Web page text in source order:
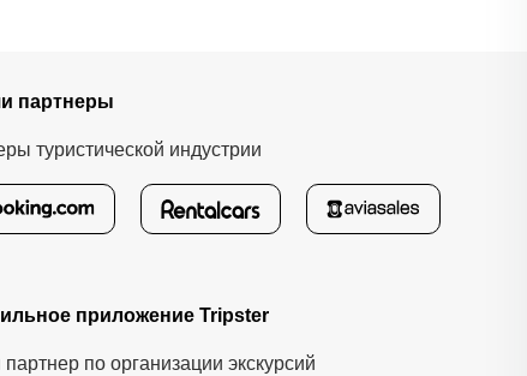
партнеры
туристической индустрии
приложение Tripster
по организации экскурсий